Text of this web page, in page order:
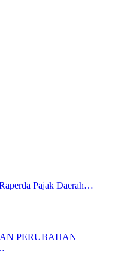
Pajak Daerah…
PERUBAHAN